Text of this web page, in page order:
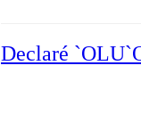
Declaré